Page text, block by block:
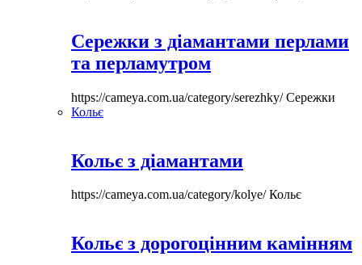
Сережки з діамантами перлами
та перламутром
https://cameya.com.ua/category/serezhky/Сережки
Кольє
Кольє з діамантами
https://cameya.com.ua/category/kolye/Кольє
Кольє з дорогоцінним камінням